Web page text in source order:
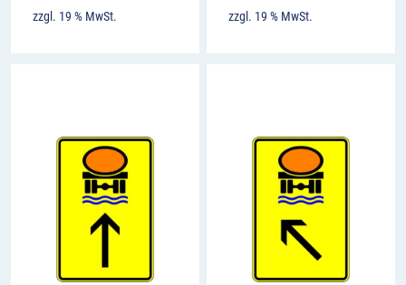
zzgl. 19 % MwSt.
zzgl. 19 % MwSt.